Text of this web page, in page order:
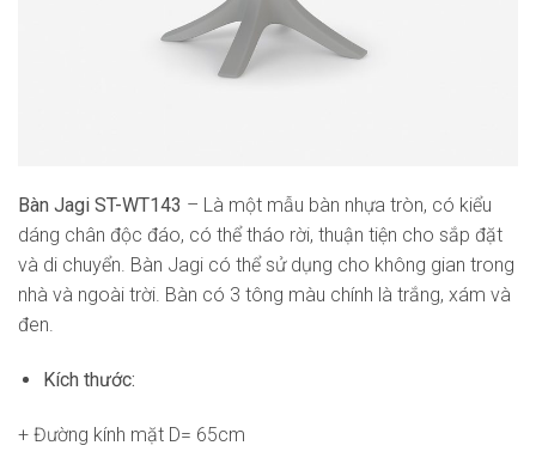
Bàn Jagi ST-WT143 – Là một mẫu bàn nhựa tròn, có kiểu
dáng chân độc đáo, có thể tháo rời, thuận tiện cho sắp đặt
và di chuyển. Bàn Jagi có thể sử dụng cho không gian trong
nhà và ngoài trời. Bàn có 3 tông màu chính là trắng, xám và
đen.
Kích thước:
+ Đường kính mặt D= 65cm